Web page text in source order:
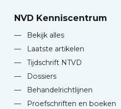
NVD Kenniscentrum
—
Bekijk alles
—
Laatste artikelen
—
Tijdschrift NTVD
—
Dossiers
—
Behandelrichtlijnen
—
Proefschriften en boeken